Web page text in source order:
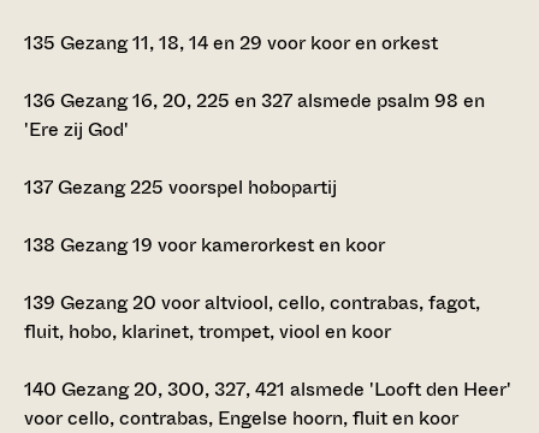
135 Gezang 11, 18, 14 en 29 voor koor en orkest
136 Gezang 16, 20, 225 en 327 alsmede psalm 98 en
'Ere zij God'
137Gezang 225 voorspel hobopartij
138 Gezang 19 voor kamerorkest en koor
139 Gezang 20 voor altviool, cello, contrabas, fagot,
fluit, hobo, klarinet, trompet, viool en koor
140 Gezang 20, 300, 327, 421 alsmede 'Looft den Heer'
voor cello, contrabas, Engelse hoorn, fluit en koor